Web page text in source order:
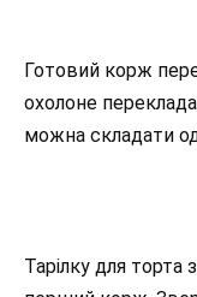
Готовий корж
охолоне
можна складати
Тарілку для